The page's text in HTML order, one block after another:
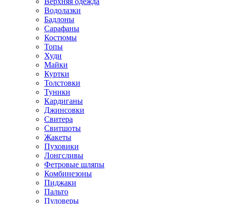
Водолазки
Бадлоны
Сарафаны
Костюмы
Топы
Худи
Майки
Куртки
Толстовки
Туники
Кардиганы
Джинсовки
Свитера
Свитшоты
Жакеты
Пуховики
Лонгсливы
Фетровые шляпы
Комбинезоны
Пиджаки
Пальто
Пуловеры